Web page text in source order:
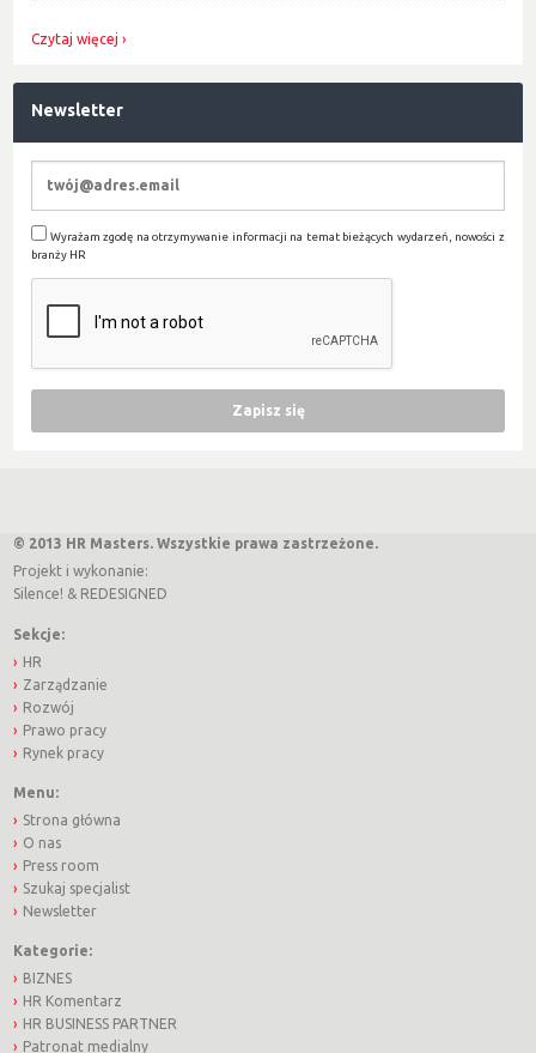
Czytaj więcej
Newsletter
Wyrażam zgodę na otrzymywanie informacji na temat bieżących wydarzeń, nowości z
branży HR
© 2013 HR Masters. Wszystkie prawa zastrzeżone.
Projekt i wykonanie:
Silence! & REDESIGNED
Sekcje:
HR
Zarządzanie
Rozwój
Prawo pracy
Rynek pracy
Menu:
Strona główna
O nas
Press room
Szukaj specjalist
Newsletter
Kategorie:
BIZNES
HR Komentarz
HR BUSINESS PARTNER
Patronat medialny